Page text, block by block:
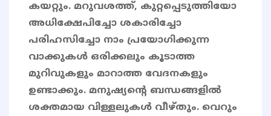
കയറ്റും. മറുവശത്ത്, കുറ്റപ്പെടുത്തിയോ
അധിക്ഷേപിച്ചോ ശകാരിച്ചോ
പരിഹസിച്ചോ നാം പ്രയോഗിക്കുന്ന
വാക്കുകൾ ഒരിക്കലും കൂടാത്ത
മുറിവുകളും മാറാത്ത വേദനകളും
ഉണ്ടാക്കും. മനുഷ്യന്റെ ബന്ധങ്ങളിൽ
ശക്തമായ വിള്ളലുകൾ വീഴ്തും. വെറും